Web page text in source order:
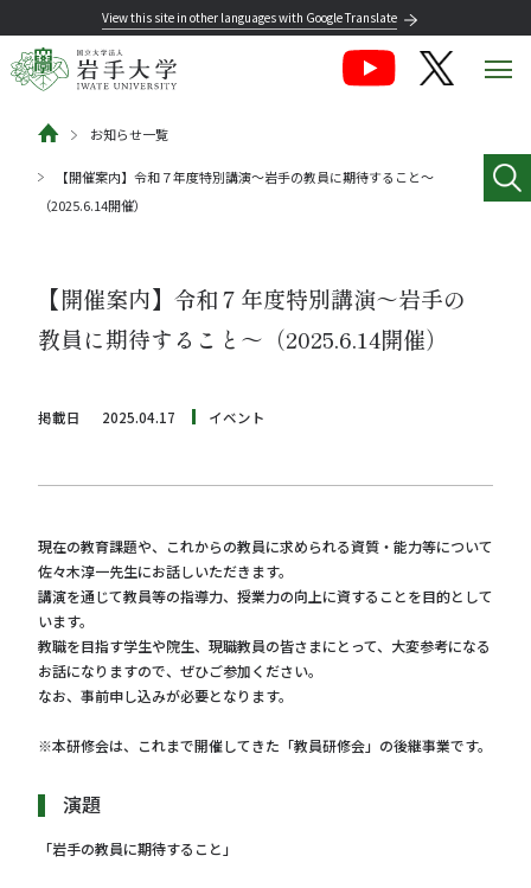
View this site in other languages with Google Translate
お知らせ一覧
【開催案内】令和７年度特別講演～岩手の教員に期待すること～
（2025.6.14開催）
【開催案内】令和７年度特別講演～岩手の
教員に期待すること～（2025.6.14開催）
掲載日 2025.04.17 イベント
現在の教育課題や、これからの教員に求められる資質・能力等について
佐々木淳一先生にお話しいただきます。
講演を通じて教員等の指導力、授業力の向上に資することを目的として
います。
教職を目指す学生や院生、現職教員の皆さまにとって、大変参考になる
お話になりますので、ぜひご参加ください。
なお、事前申し込みが必要となります。
※本研修会は、これまで開催してきた「教員研修会」の後継事業です。
演題
「岩手の教員に期待すること」